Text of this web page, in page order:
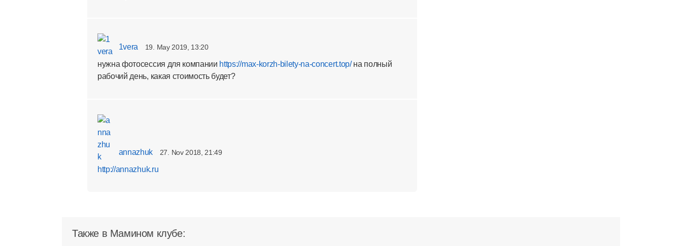
1vera 19. May 2019, 13:20
нужна фотосессия для компании https://max-korzh-bilety-na-concert.top/на полный
рабочий день, какая стоимость будет?
annazhuk 27. Nov 2018, 21:49
http://annazhuk.ru
Также в Мамином клубе: